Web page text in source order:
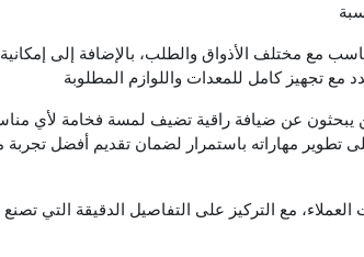
مع مختلف الأذواق والطلب، بالإضافة إلى
تجهيز كامل للمعدات واللوازم المطلوبة
يبحثون عن ضيافة راقية تضيف لمسة فخامة لأي
تطوير مهاراته باستمرار لضمان تقديم أفضل تجربة
مع التركيز على التفاصيل الدقيقة التي